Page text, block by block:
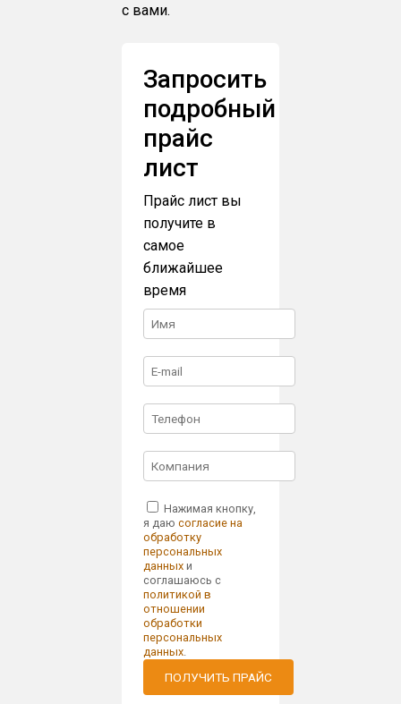
с вами.
Запросить
подробный
прайс
лист
Прайс лист вы
получите в
самое
ближайшее
время
Нажимая кнопку,
я даюсогласие на
обработку
персональных
данных и
соглашаюсь с
политикой в
отношении
обработки
персональных
данных
ПОЛУЧИТЬ ПРАЙС